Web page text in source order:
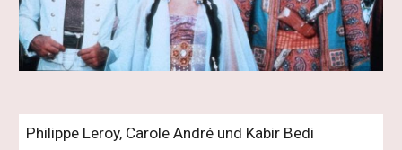
Philippe Leroy, Carole André und Kabir Bedi